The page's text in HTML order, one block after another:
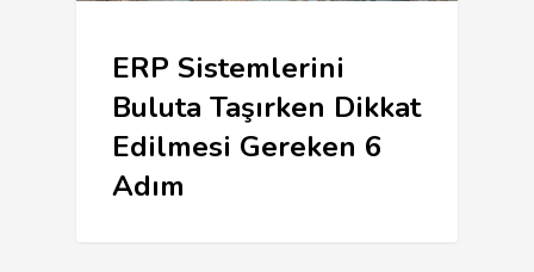
ERP Sistemlerini
Buluta Taşırken Dikkat
Edilmesi Gereken 6
Adım